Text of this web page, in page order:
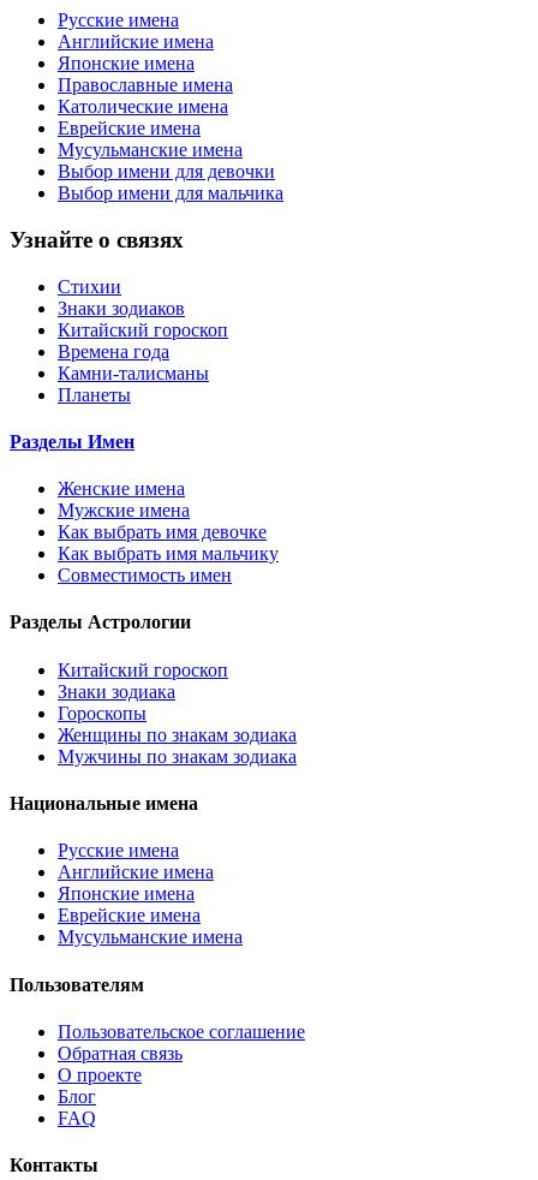
Русские имена
Английские имена
Японские имена
Православные имена
Католические имена
Еврейские имена
Мусульманские имена
Выбор имени для девочки
Выбор имени для мальчика
Узнайте о связях
Стихии
Знаки зодиаков
Китайский гороскоп
Времена года
Камни-талисманы
Планеты
Разделы Имен
Женские имена
Мужские имена
Как выбрать имя девочке
Как выбрать имя мальчику
Совместимость имен
Разделы Астрологии
Китайский гороскоп
Знаки зодиака
Гороскопы
Женщины по знакам зодиака
Мужчины по знакам зодиака
Национальные имена
Русские имена
Английские имена
Японские имена
Еврейские имена
Мусульманские имена
Пользователям
Пользовательское соглашение
Обратная связь
О проекте
Блог
FAQ
Контакты